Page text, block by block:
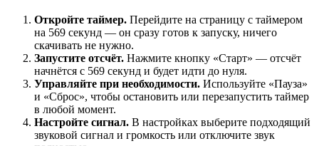
Откройте таймер. Перейдите на страницу с таймером
на 569 секунд — он сразу готов к запуску, ничего
скачивать не нужно.
Запустите отсчёт. Нажмите кнопку «Старт» — отсчёт
начнётся с 569 секунд и будет идти до нуля.
Управляйте при необходимости. Используйте «Пауза»
и «Сброс», чтобы остановить или перезапустить таймер
в любой момент.
Настройте сигнал. В настройках выберите подходящий
звуковой сигнал и громкость или отключите звук